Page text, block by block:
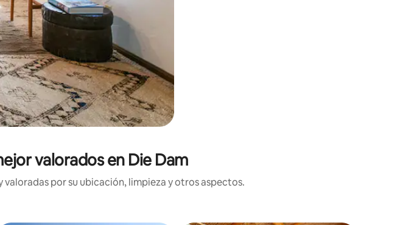
valorados en Die Dam
valoradas por su ubicación, limpieza y otros aspectos.